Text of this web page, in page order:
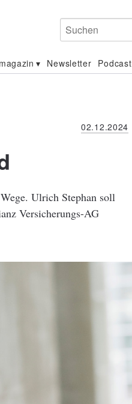
Suchen
Newsletter Podcast
02.12.2024
Ulrich Stephan soll
Versicherungs-AG